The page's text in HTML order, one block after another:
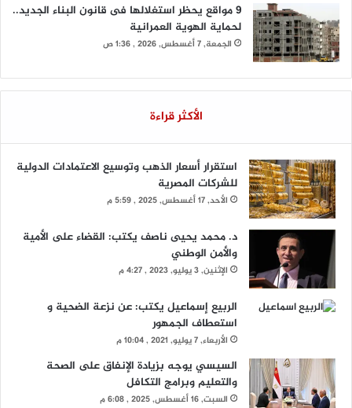
9 مواقع يحظر استغلالها فى قانون البناء الجديد..
لحماية الهوية العمرانية
الجمعة, 7 أغسطس, 2026 , 1:36 ص
الأكثر قراءة
استقرار أسعار الذهب وتوسيع الاعتمادات الدولية
للشركات المصرية
الأحد, 17 أغسطس, 2025 , 5:59 م
د. محمد يحيى ناصف يكتب: القضاء على الأمية
والأمن الوطني
الإثنين, 3 يوليو, 2023 , 4:27 م
الربيع إسماعيل يكتب: عن نزعة الضحية و
استعطاف الجمهور
الأربعاء, 7 يوليو, 2021 , 10:04 م
السيسي يوجه بزيادة الإنفاق على الصحة
والتعليم وبرامج التكافل
السبت, 16 أغسطس, 2025 , 6:08 م